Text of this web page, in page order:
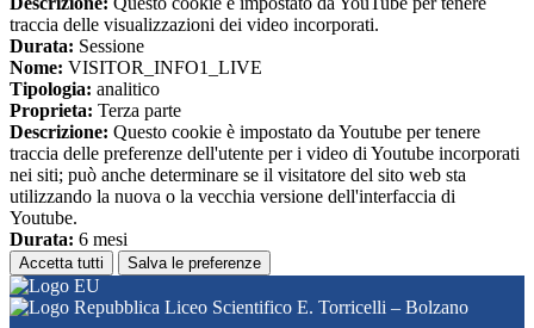
traccia delle visualizzazioni dei video incorporati.
Durata: Sessione
Nome: VISITOR_INFO1_LIVE
Tipologia: analitico
Proprieta: Terza parte
Descrizione: Questo cookie è impostato da Youtube per tenere
traccia delle preferenze dell'utente per i video di Youtube incorporati
nei siti; può anche determinare se il visitatore del sito web sta
utilizzando la nuova o la vecchia versione dell'interfaccia di
Youtube.
Durata: 6 mesi
Accetta tutti Salva le preferenze
Liceo Scientifico E. Torricelli – Bolzano